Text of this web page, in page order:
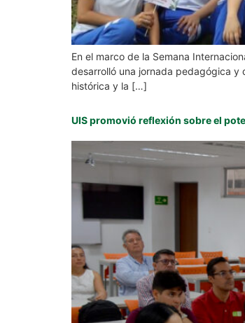
En el marco de la Semana
desarrolló una jornada pedagógica y
histórica y la […]
UIS promovió reflexión sobre el